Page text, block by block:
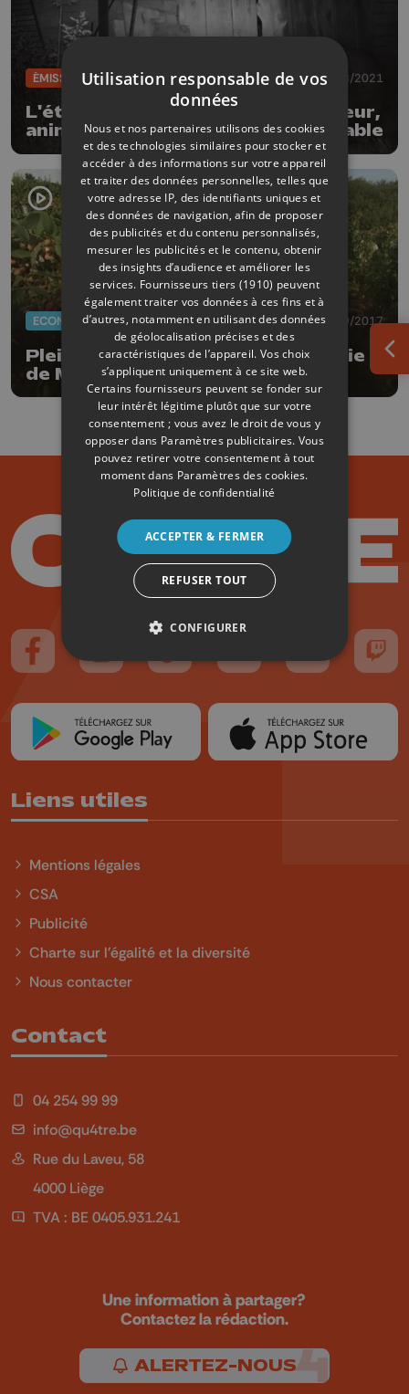
ÉMISSIONS 31/08/2021
L'été de nos rivières: le raton laveur,
animal sympathique mais indésirable
ECONOMIE 22/09/2017
Pleine saison pour la framboiseraie
de Marneffe !
Suivez-nous sur FaceBook
Suivez-nous sur Instagram
Suivez-nous sur TikTok
Suivez-nous sur YouTube
Suivez-nous
Liens utiles
Mentions légales
CSA
Publicité
Charte sur l'égalité et la diversité
Nous contacter
Contact
04 254 99 99
info@qu4tre.be
Rue du Laveu, 58
4000 Liège
TVA : BE 0405.931.241
Une information à partager?
Contactez la rédaction.
ALERTEZ-NOUS
Utilisation responsable de vos
données
Nous et nos partenaires utilisons des cookies
et des technologies similaires pour stocker et
accéder à des informations sur votre appareil
et traiter des données personnelles, telles que
votre adresse IP, des identifiants uniques et
des données de navigation, afin de proposer
des publicités et du contenu personnalisés,
mesurer les publicités et le contenu, obtenir
des insights d’audience et améliorer les
services. Fournisseurs tiers (1910) peuvent
également traiter vos données à ces fins et à
d’autres, notamment en utilisant des données
de géolocalisation précises et des
caractéristiques de l’appareil. Vos choix
s’appliquent uniquement à ce site web.
Certains fournisseurs peuvent se fonder sur
leur intérêt légitime plutôt que sur votre
consentement ; vous avez le droit de vous y
opposer dans Paramètres publicitaires. Vous
pouvez retirer votre consentement à tout
moment dans Paramètres des cookies.
Politique de confidentialité
ACCEPTER & FERMER
REFUSER TOUT
CONFIGURER